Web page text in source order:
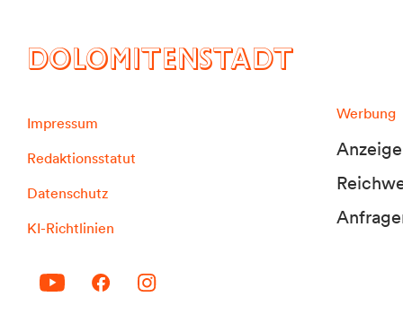
DOLOMITENSTADT
Impressum
Redaktionsstatut
Datenschutz
KI-Richtlinien
Werbung